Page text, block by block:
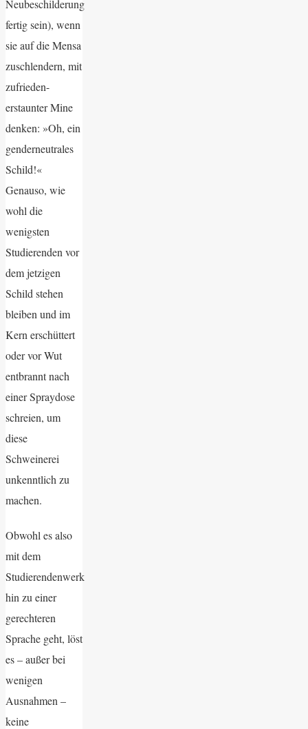
Neubeschilderung
fertig sein), wenn
sie auf die Mensa
zuschlendern, mit
zufrieden-
erstaunter Mine
denken: »Oh, ein
genderneutrales
Schild!«
Genauso, wie
wohl die
wenigsten
Studierenden vor
dem jetzigen
Schild stehen
bleiben und im
Kern erschüttert
oder vor Wut
entbrannt nach
einer Spraydose
schreien, um
diese
Schweinerei
unkenntlich zu
machen.
Obwohl es also
mit dem
Studierendenwerk
hin zu einer
gerechteren
Sprache geht, löst
es – außer bei
wenigen
Ausnahmen –
keine